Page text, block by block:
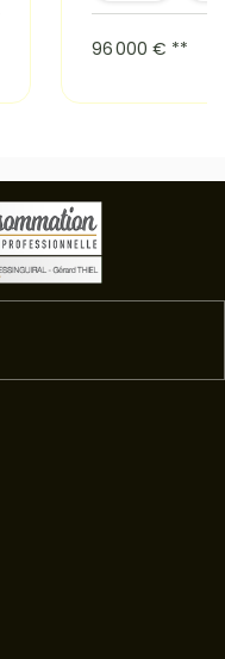
96 000 € **